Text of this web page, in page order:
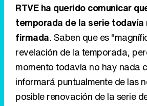
RTVE ha querido comunicar
temporada de la serie todavía
firmada. Saben que es
revelación de la temporada,
momento todavía no hay nada
informará puntualmente de las
posible renovación de la serie